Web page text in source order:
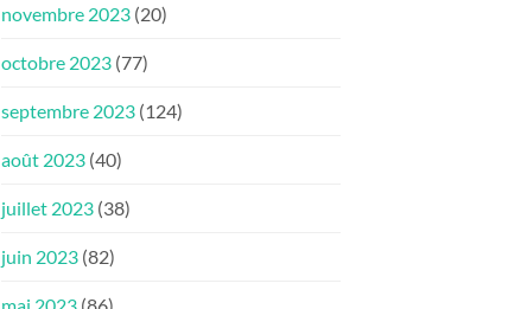
novembre 2023 (20)
octobre 2023 (77)
septembre 2023 (124)
août 2023 (40)
juillet 2023 (38)
juin 2023 (82)
mai 2023 (86)